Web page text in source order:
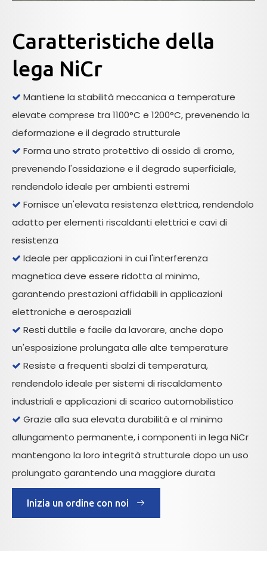
Caratteristiche della
lega NiCr
 Mantiene la stabilità meccanica a temperature
elevate comprese tra 1100°C e 1200°C, prevenendo la
deformazione e il degrado strutturale
 Forma uno strato protettivo di ossido di cromo,
prevenendo l'ossidazione e il degrado superficiale,
rendendolo ideale per ambienti estremi
 Fornisce un'elevata resistenza elettrica, rendendolo
adatto per elementi riscaldanti elettrici e cavi di
resistenza
 Ideale per applicazioni in cui l'interferenza
magnetica deve essere ridotta al minimo,
garantendo prestazioni affidabili in applicazioni
elettroniche e aerospaziali
 Resti duttile e facile da lavorare, anche dopo
un'esposizione prolungata alle alte temperature
 Resiste a frequenti sbalzi di temperatura,
rendendolo ideale per sistemi di riscaldamento
industriali e applicazioni di scarico automobilistico
 Grazie alla sua elevata durabilità e al minimo
allungamento permanente, i componenti in lega NiCr
mantengono la loro integrità strutturale dopo un uso
prolungato garantendo una maggiore durata
Inizia un ordine con noi